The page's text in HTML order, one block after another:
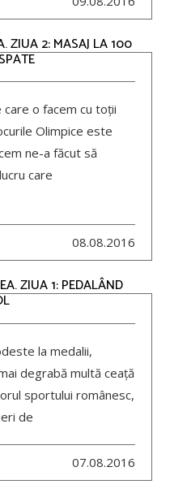
ZIUA 2: MASAJ LA 100
o facem cu toții
Olimpice este
ne-a făcut să
care
08.08.2016
ZIUA 1: PEDALÂND
la medalii,
degrabă multă ceață
sportului românesc,
de
07.08.2016